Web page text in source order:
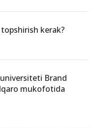
kerak?
Brand
mukofotida